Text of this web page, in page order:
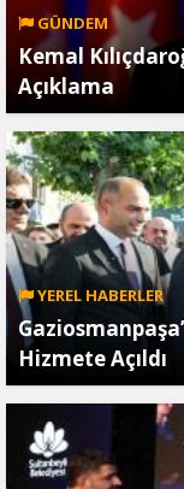
GÜNDEM
Kemal
Açıklama
YEREL HABERLER
Hizmete Açıldı